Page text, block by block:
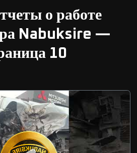
о работе
Nabuksire —
10
отчетов о